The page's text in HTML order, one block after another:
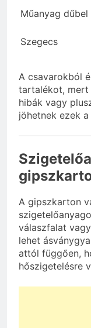
Műanyag dűbel
Szegecs
A csavarokból
tartalékot, mert
hibák vagy
jöhetnek ezek
A gipszkarton
válaszfalat
lehet
attól függően,
hőszigetelésre